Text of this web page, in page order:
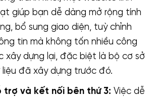
giúp bạn dễ dàng mở rộng tính
bổ sung giao diện, tuỳ chỉnh
tin mà không tốn nhiều công
xây dựng lại, đặc biệt là bộ cơ sở
liệu đã xây dựng trước đó.
trợ và kết nối bên thứ 3: Việc dễ